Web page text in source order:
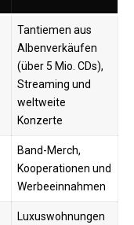
Tantiemen aus
Albenverkäufen
(über 5 Mio. CDs),
Streaming und
weltweite
Konzerte
Band-Merch,
Kooperationen und
Werbeeinnahmen ​
Luxuswohnungen